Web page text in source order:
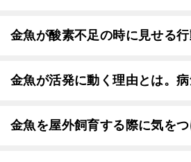
金魚が酸素不足の時に見せる
金魚が活発に動く理由とは。
金魚を屋外飼育する際に気を